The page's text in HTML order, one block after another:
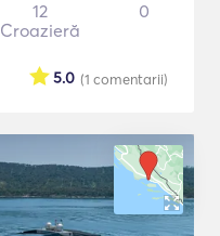
12
Croazieră
0
(1 comentarii)
5.0